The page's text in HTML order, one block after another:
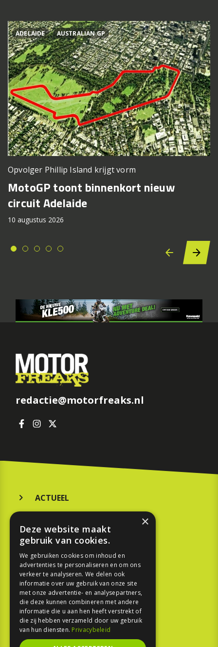
ADELAIDE AUSTRALIAN GP
Opvolger Phillip Island krijgt vorm
MotoGP toont binnenkort nieuw
circuit Adelaide
10 augustus 2026
redactie@motorfreaks.nl
ACTUEEL
KOOPGIDS
TESTEN
SPORT
REPORTAGE
TOUREN
NIEUWSBRIEF
×
Deze website maakt
gebruik van cookies.
We gebruiken cookies om inhoud en
advertenties te personaliseren en om ons
verkeer te analyseren. We delen ook
informatie over uw gebruik van onze site
met onze advertentie- en analysepartners,
die deze kunnen combineren met andere
informatie die u aan hen heeft verstrekt of
die zij hebben verzameld door uw gebruik
van hun diensten. Privacybeleid